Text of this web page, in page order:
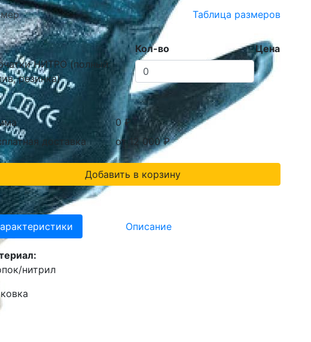
Таблица размеров
Кол-во
Цена
НИТРО (полный
резинка)
доставка
0 ₽
от 12 000₽
Добавить в корзину
Описание
нитрил